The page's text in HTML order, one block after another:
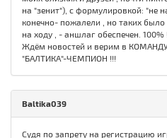
на "зенит"), с формулировкой: "не
конечно- пожалели , но таких
на ходу , - аншлаг обеспечен. 100%
Ждём новостей и верим в
"БАЛТИКА"-ЧЕМПИОН !!!
Baltika039
Судя по запрету на регистрацию